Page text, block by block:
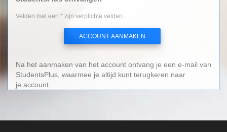
Velden met een * zijn verplichte velden.
ACCOUNT AANMAKEN
Na het aanmaken van het account ontvang je een e-mail van
StudentsPlus, waarmee je altijd kunt terugkeren naar
je account.